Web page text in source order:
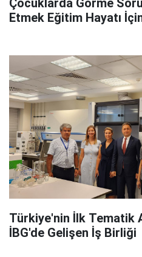
Çocuklarda Görme
Etmek Eğitim Hayatı
Türkiye'nin İlk Tematik
İBG'de Gelişen İş Birliği